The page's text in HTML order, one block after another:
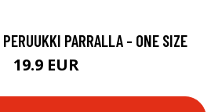
PARRALLA - ONE SIZE
19.9 EUR